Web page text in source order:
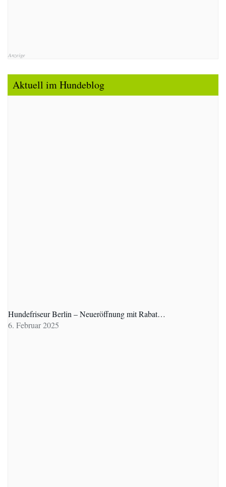
Anzeige
Aktuell im Hundeblog
Hundefriseur Berlin – Neueröffnung mit Rabat…
6. Februar 2025